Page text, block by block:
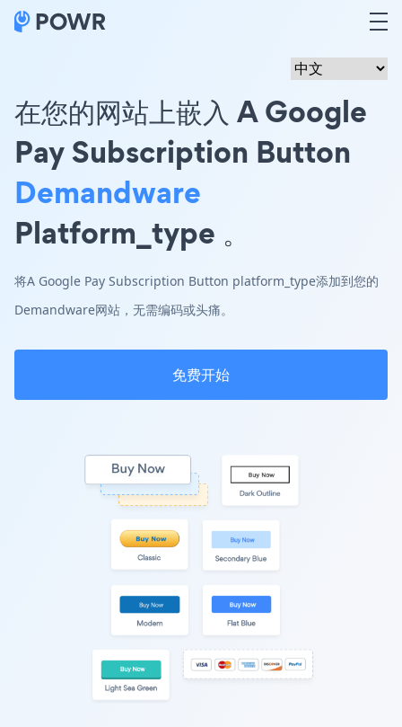
在您的网站上嵌入 A Google
Pay Subscription Button
Demandware
Platform_type 。
将A Google Pay Subscription Button platform_type添加到您的
Demandware网站，无需编码或头痛。
免费开始